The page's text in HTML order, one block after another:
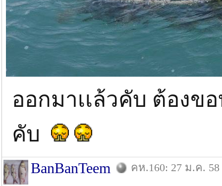
ออกมาเเล้วคับ ต้องข
คับ
BanBanTeem คห.160: 27 ม.ค. 58